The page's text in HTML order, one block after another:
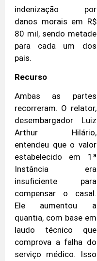
indenização por
danos morais em R$
80 mil, sendo metade
para cada um dos
pais.
Recurso
Ambas as partes
recorreram. O relator,
desembargador Luiz
Arthur Hilário,
entendeu que o valor
estabelecido em 1ª
Instância era
insuficiente para
compensar o casal.
Ele aumentou a
quantia, com base em
laudo técnico que
comprova a falha do
serviço médico. Isso